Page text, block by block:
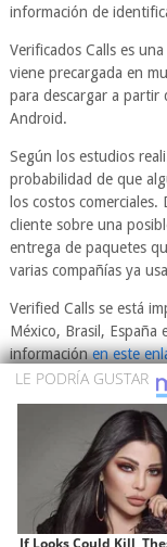
información de
Verificados Calls es
viene precargada en
para descargar a partir
Android.
Según los estudios
probabilidad de que
los costos
cliente sobre una
entrega de paquetes
varias compañías ya
Verified Calls se está
México, Brasil, España
informaciónen este
Original de: WWWhat's
PREVIOUS
Cómo grabar la pantalla
teléfono en un iPhone